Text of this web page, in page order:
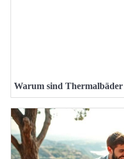
Warum sind Thermalbäder